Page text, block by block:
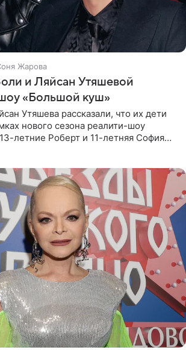
Жарова
и Ляйсан Утяшевой
«Большой куш»
Утяшева рассказали, что их дети
нового сезона реалити-шоу
летние Роберт и 11-летняя София